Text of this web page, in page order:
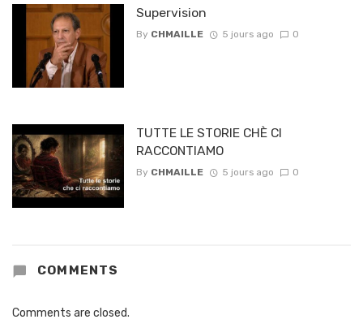
Supervision
By CHMAILLE 5 jours ago 0
TUTTE LE STORIE CHÈ CI
RACCONTIAMO
By CHMAILLE 5 jours ago 0
COMMENTS
Comments are closed.